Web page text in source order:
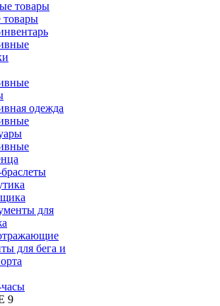
одежда
для
для бега и
9